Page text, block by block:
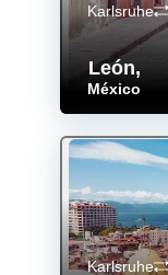
León,
México
Karlsruhe
Karlsruhe